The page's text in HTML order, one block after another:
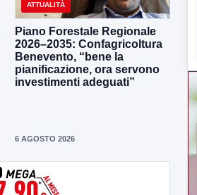
ATTUALITÀ
Piano Forestale Regionale
2026–2035: Confagricoltura
Benevento, “bene la
pianificazione, ora servono
investimenti adeguati”
6 AGOSTO 2026